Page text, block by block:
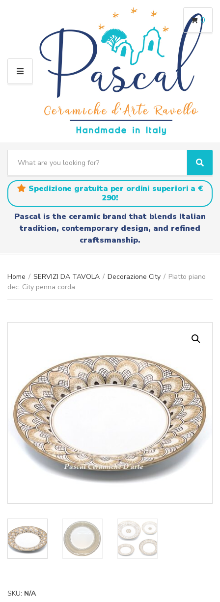
M
a
t
g
a
r
c
h
S
e
a
r
c
h
Spedizione gratuita per ordini superiori a €
290!
Pascal is the ceramic brand that blends Italian
tradition, contemporary design, and refined
craftsmanship.
0
Home / SERVIZI DA TAVOLA / Decorazione City / Piatto piano
dec. City penna corda
SKU: N/A